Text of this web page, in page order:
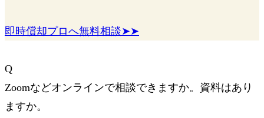
即時償却プロへ無料相談➤➤
Q
Zoomなどオンラインで相談できますか。資料はあり
ますか。